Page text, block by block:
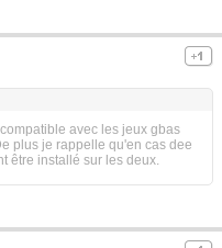
avec les jeux gbas
plus je rappelle qu'en cas dee
être installé sur les deux.